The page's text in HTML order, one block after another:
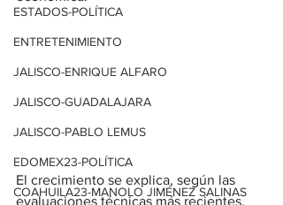
ESTADOS-POLÍTICA
ENTRETENIMIENTO
JALISCO-ENRIQUE ALFARO
JALISCO-GUADALAJARA
JALISCO-PABLO LEMUS
EDOMEX23-POLÍTICA
COAHUILA23-MANOLO JIMÉNEZ SALINAS
El crecimiento se explica, según las
evaluaciones técnicas más recientes,